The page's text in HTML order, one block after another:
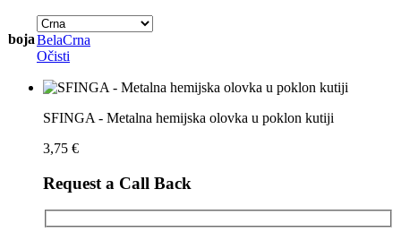
bojaBelaCrna
Očisti
SFINGA - Metalna hemijska olovka u poklon kutiji
3,75 €
Request a Call Back